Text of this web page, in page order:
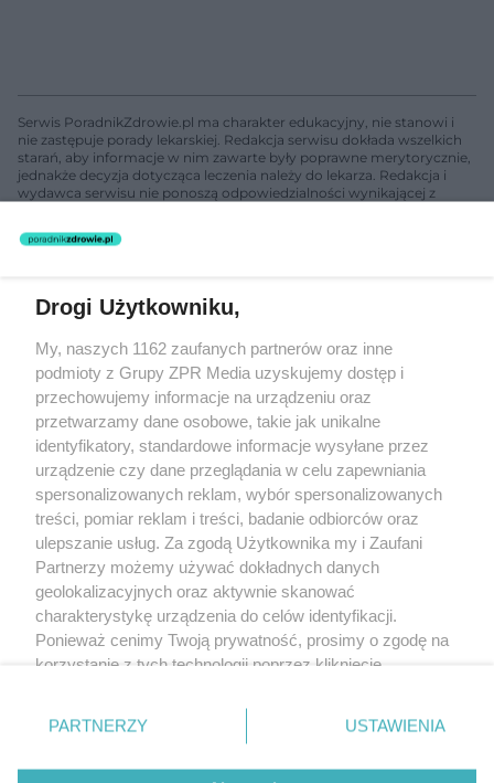
Serwis PoradnikZdrowie.pl ma charakter edukacyjny, nie stanowi i
nie zastępuje porady lekarskiej. Redakcja serwisu dokłada wszelkich
starań, aby informacje w nim zawarte były poprawne merytorycznie,
jednakże decyzja dotycząca leczenia należy do lekarza. Redakcja i
wydawca serwisu nie ponoszą odpowiedzialności wynikającej z
świadczeń zdrowotnych w rozumieniu art. 3 ust 1 ustawy o
rozpowszechniany lub dalej rozpowszechniany w jakikolwiek sposób
(w tym także elektroniczny lub mechaniczny) na jakimkolwiek polu
eksploatacji w jakiejkolwiek formie, włącznie z umieszczaniem w
Internecie bez pisemnej zgody właściciela praw. Jakiekolwiek użycie
lub wykorzystanie utworów w całości lub w części z naruszeniem
prawa, tzn. bez właściwej zgody, jest zabronione pod groźbą kary i
może być ścigane prawnie.
O nas
Informacje prawne
Nasze serwisy
Drogi Użytkowniku,
My, naszych 1162 zaufanych partnerów oraz inne
podmioty z Grupy ZPR Media uzyskujemy dostęp i
przechowujemy informacje na urządzeniu oraz
przetwarzamy dane osobowe, takie jak unikalne
identyfikatory, standardowe informacje wysyłane przez
urządzenie czy dane przeglądania w celu zapewniania
spersonalizowanych reklam, wybór spersonalizowanych
treści, pomiar reklam i treści, badanie odbiorców oraz
ulepszanie usług. Za zgodą Użytkownika my i Zaufani
Partnerzy możemy używać dokładnych danych
geolokalizacyjnych oraz aktywnie skanować
charakterystykę urządzenia do celów identyfikacji.
Ponieważ cenimy Twoją prywatność, prosimy o zgodę na
korzystanie z tych technologii poprzez kliknięcie
zmienić/wycofać klikając przycisk ustawień prywatności
znajdujący się w lewym dolnym rogu strony
rodzaje przetwarzania danych nie wymagają zgody
PARTNERZY USTAWIENIA